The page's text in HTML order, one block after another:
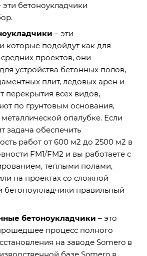
бетоноукладчики
– эти
которые подойдут как для
проектов, они
устройства бетонных полов,
плит, ледовых арен и
перекрытия всех видов,
по грунтовым основания,
опалубке. Если
задача обеспечить
работ от 600 м2 до 2500 м2 в
FM1/FM2 и вы работаете с
теплыми полами,
на проектах со сложной
бетоноукладчики правильный
бетоноукладчики – это
процесс полного
на заводе Somero в